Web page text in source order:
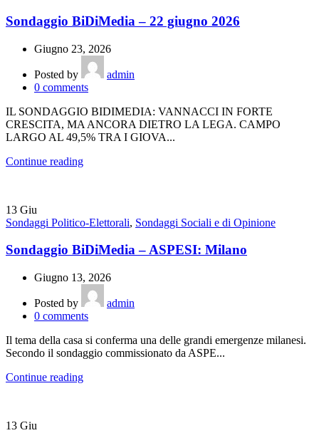
Sondaggio BiDiMedia – 22 giugno 2026
Giugno 23, 2026
Posted by
admin
0 comments
IL SONDAGGIO BIDIMEDIA: VANNACCI IN FORTE
CRESCITA, MA ANCORA DIETRO LA LEGA. CAMPO
LARGO AL 49,5% TRA I GIOVA...
Continue reading
13 Giu
Sondaggi Politico-Elettorali, Sondaggi Sociali e di Opinione
Sondaggio BiDiMedia – ASPESI: Milano
Giugno 13, 2026
Posted by
admin
0 comments
Il tema della casa si conferma una delle grandi emergenze milanesi.
Secondo il sondaggio commissionato da ASPE...
Continue reading
13 Giu